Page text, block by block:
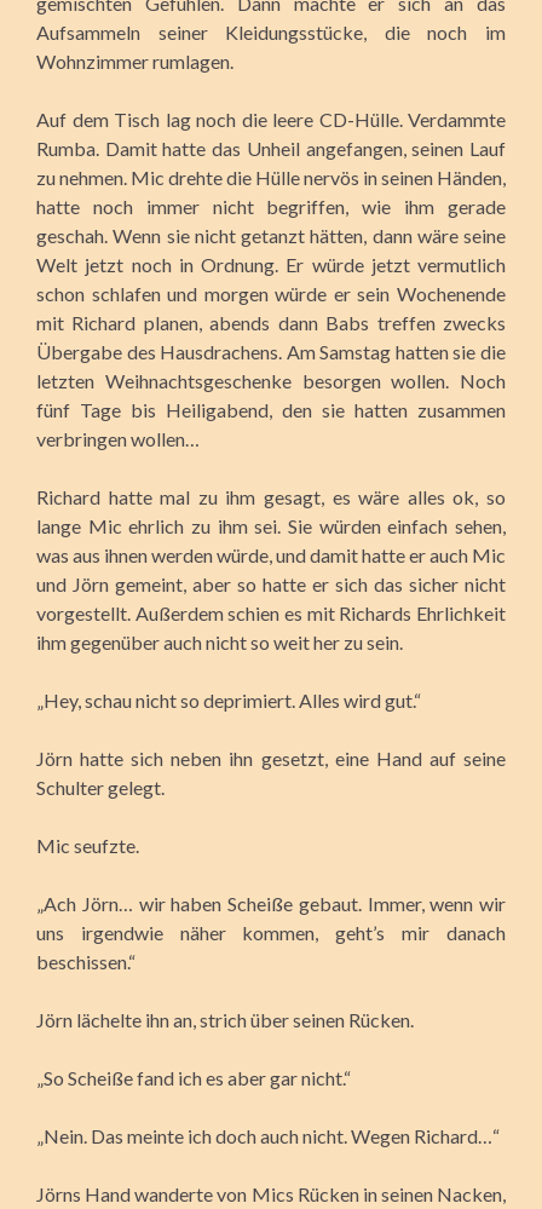
Aufsammeln seiner Kleidungsstücke, die noch im
Wohnzimmer rumlagen.
Auf dem Tisch lag noch die leere CD-Hülle. Verdammte
Rumba. Damit hatte das Unheil angefangen, seinen Lauf
zu nehmen. Mic drehte die Hülle nervös in seinen Händen,
hatte noch immer nicht begriffen, wie ihm gerade
geschah. Wenn sie nicht getanzt hätten, dann wäre seine
Welt jetzt noch in Ordnung. Er würde jetzt vermutlich
schon schlafen und morgen würde er sein Wochenende
mit Richard planen, abends dann Babs treffen zwecks
Übergabe des Hausdrachens. Am Samstag hatten sie die
letzten Weihnachtsgeschenke besorgen wollen. Noch
fünf Tage bis Heiligabend, den sie hatten zusammen
verbringen wollen…
Richard hatte mal zu ihm gesagt, es wäre alles ok, so
lange Mic ehrlich zu ihm sei. Sie würden einfach sehen,
was aus ihnen werden würde, und damit hatte er auch Mic
und Jörn gemeint, aber so hatte er sich das sicher nicht
vorgestellt. Außerdem schien es mit Richards Ehrlichkeit
ihm gegenüber auch nicht so weit her zu sein.
„Hey, schau nicht so deprimiert. Alles wird gut.“
Jörn hatte sich neben ihn gesetzt, eine Hand auf seine
Schulter gelegt.
Mic seufzte.
„Ach Jörn… wir haben Scheiße gebaut. Immer, wenn wir
uns irgendwie näher kommen, geht’s mir danach
beschissen.“
Jörn lächelte ihn an, strich über seinen Rücken.
„So Scheiße fand ich es aber gar nicht.“
„Nein. Das meinte ich doch auch nicht. Wegen Richard…“
Jörns Hand wanderte von Mics Rücken in seinen Nacken,